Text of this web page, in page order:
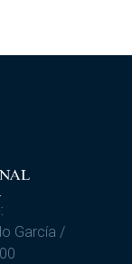
García /